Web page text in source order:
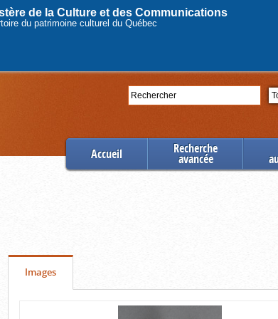
de la Culture et des Communications
du patrimoine culturel du Québec
Rechercher
Accueil Recherche
avancée
Onglet
Images(cliquer
pour